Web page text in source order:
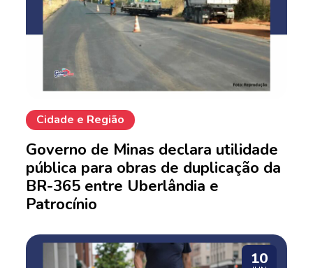
Cidade e Região
Governo de Minas declara utilidade
pública para obras de duplicação da
BR-365 entre Uberlândia e
Patrocínio
10